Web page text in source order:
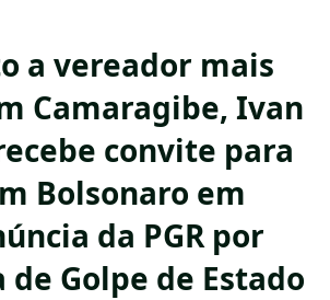
a vereador mais
Camaragibe, Ivan
convite para
Bolsonaro em
da PGR por
Golpe de Estado